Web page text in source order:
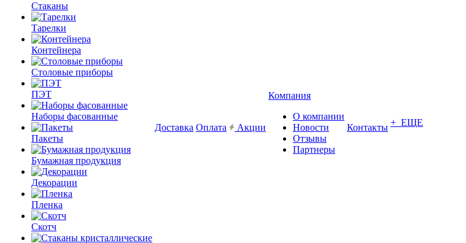
Стаканы
Тарелки
Контейнера
Столовые приборы
ПЭТ
Наборы фасованные
Пакеты
Бумажная продукция
Декорации
Пленка
Скотч
Доставка Оплата Акции
Компания
О компании
Новости
Отзывы
Партнеры
Контакты + ЕЩЕ